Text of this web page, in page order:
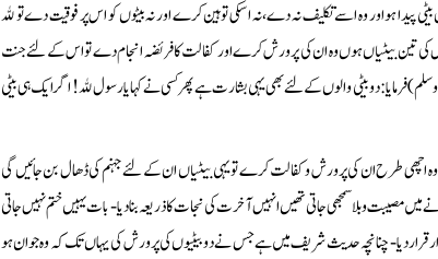
پیدا ہو اور وہ اسے تکلیف نہ دے، نہ اسکی توہین کرے اور نہ بیٹوں کو اس پر فوقیت دے تو ﷲ
تین بیٹیاں ہوں وہ ان کی پرورش کرے اور کفالت کا فریضہ انجام دے تو اس کے لئے جنت
: دو بیٹی والوں کے لئے بھی یہی بشارت ہے پھر کسی نے کہا یارسولﷲ ! اگر ایک ہی بیٹی
اچھی طرح ان کی پرورش وکفالت کرے تو یہی بیٹیاں ان کے لئے جہنم کی ڈھال بن جائیں گی
مصیبت وبلا سمجھی جاتی تھیں انہیں آخرت کی نجات کا ذریعہ بنادیا - بات یہیں ختم نہیں جاتی
قرار دیا - چنانچہ حدیث شریف میں ہے جس نے دو بیٹیوں کی پرورش کی یہاں تک کہ وہ جوان ہو